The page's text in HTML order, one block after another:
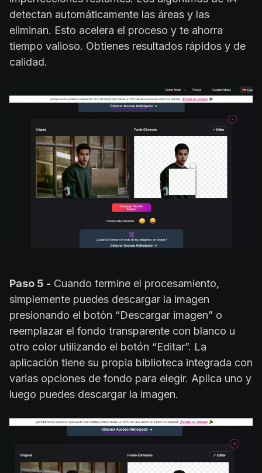
detectan automáticamente las áreas y las
eliminan. Esto acelera el proceso y te ahorra
tiempo valioso. Obtienes resultados rápidos y de
calidad.
Paso 5 - Cuando termine el procesamiento,
simplemente puedes descargar la imagen
presionando el botón “Descargar imagen” o
reemplazar el fondo transparente con blanco u
otro color utilizando el botón “Editar”. La
aplicación tiene su propia biblioteca integrada con
varias opciones de fondo para elegir. Aplica uno y
luego puedes descargar la imagen.